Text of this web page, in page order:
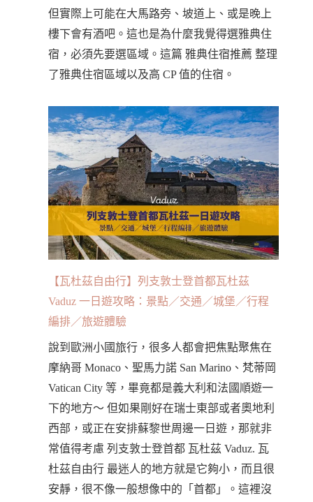
但實際上可能在大馬路旁、坡道上、或是晚上
樓下會有酒吧。這也是為什麼我覺得選雅典住
宿，必須先要選區域。這篇 雅典住宿推薦 整理
了雅典住宿區域以及高 CP 值的住宿。
【瓦杜茲自由行】列支敦士登首都瓦杜茲
Vaduz 一日遊攻略：景點／交通／城堡／行程
編排／旅遊體驗
說到歐洲小國旅行，很多人都會把焦點聚焦在
摩納哥 Monaco、聖馬力諾 San Marino、梵蒂岡
Vatican City 等，畢竟都是義大利和法國順遊一
下的地方～ 但如果剛好在瑞士東部或者奧地利
西部，或正在安排蘇黎世周邊一日遊，那就非
常值得考慮 列支敦士登首都 瓦杜茲 Vaduz. 瓦
杜茲自由行 最迷人的地方就是它夠小，而且很
安靜，很不像一般想像中的「首都」。這裡沒